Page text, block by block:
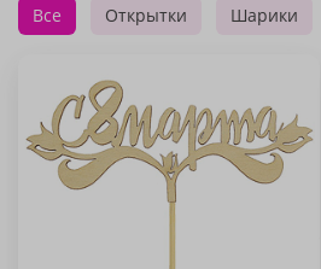
Все Открытки Шарики